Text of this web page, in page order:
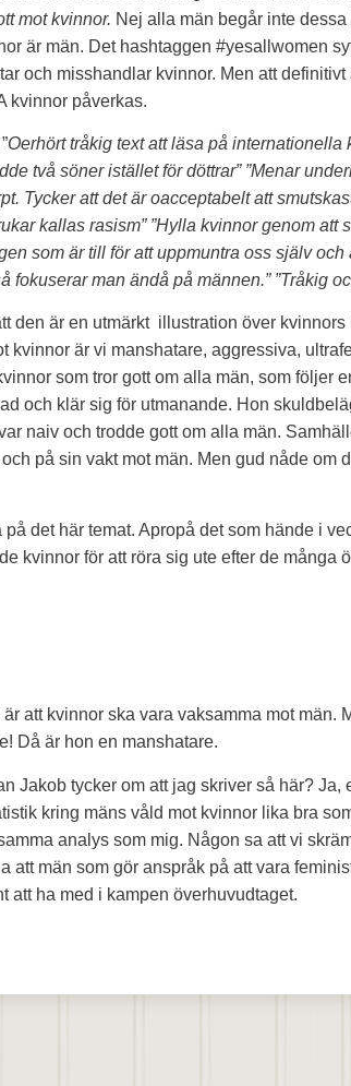
mot kvinnor. Nej alla män begår inte dessa
är män. Det hashtaggen #yesallwomen
och misshandlar kvinnor. Men att
kvinnor påverkas.
Oerhört tråkig text att läsa på internationella
två söner istället för döttrar” ”Menar
Tycker att det är oacceptabelt att
kallas rasism” ”Hylla kvinnor genom att
som är till för att uppmuntra oss själv och
man ändå på männen.” ”Tråkig
den är en utmärkt illustration över kvinnors
kvinnor är vi manshatare, aggressiva,
som tror gott om alla män, som följer
och klär sig för utmanande. Hon
naiv och trodde gott om alla män.
på sin vakt mot män. Men gud nåde om
det här temat. Apropå det som hände i
kvinnor för att röra sig ute efter de många
att kvinnor ska vara vaksamma mot män.
Då är hon en manshatare.
Jakob tycker om att jag skriver så här? Ja,
kring mäns våld mot kvinnor lika bra
analys som mig. Någon sa att vi
att män som gör anspråk på att vara
att ha med i kampen överhuvudtaget.